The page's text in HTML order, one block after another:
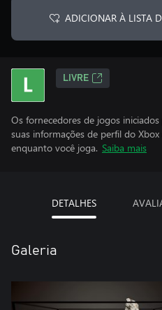
ADICIONAR À LISTA
LIVRE
Os fornecedores de jogos
suas informações de perfil do
enquanto você joga. Saiba mais
DETALHES
Galeria